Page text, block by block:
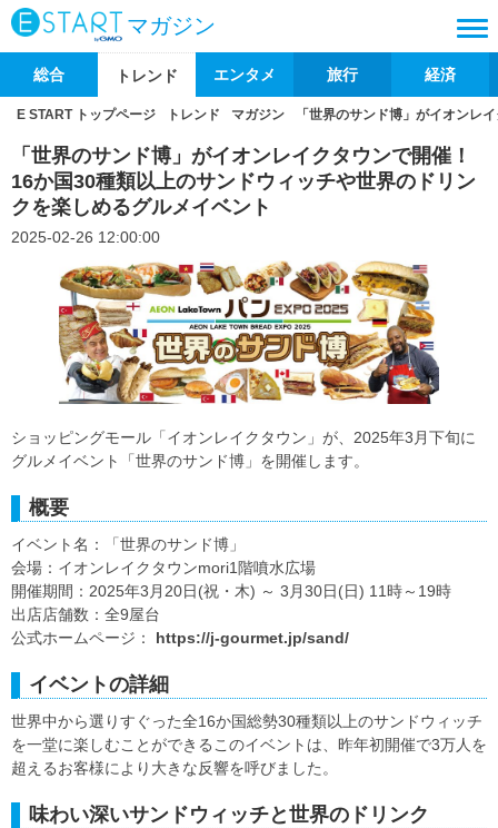
マガジン
総合 トレンド エンタメ 旅行 経済
E START トップページ トレンド マガジン 「世界のサンド博」がイオンレ
「世界のサンド博」がイオンレイクタウンで開催！
16か国30種類以上のサンドウィッチや世界のドリン
クを楽しめるグルメイベント
2025-02-26 12:00:00
ショッピングモール「イオンレイクタウン」が、2025年3月下旬に
グルメイベント「世界のサンド博」を開催します。
概要
イベント名：「世界のサンド博」
会場：イオンレイクタウンmori1階噴水広場
開催期間：2025年3月20日(祝・木) ～ 3月30日(日) 11時～19時
出店店舗数：全9屋台
公式ホームページ： https://j-gourmet.jp/sand/
イベントの詳細
世界中から選りすぐった全16か国総勢30種類以上のサンドウィッチ
を一堂に楽しむことができるこのイベントは、昨年初開催で3万人を
超えるお客様により大きな反響を呼びました。
味わい深いサンドウィッチと世界のドリンク